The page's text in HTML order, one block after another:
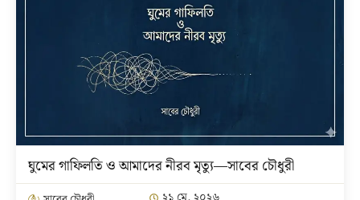
ঘুমের গাফিলতি ও আমাদের নীরব মৃত্যু—সাবের চৌধুরী